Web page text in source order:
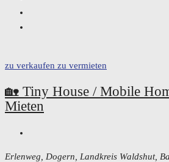
zu verkaufen zu vermieten
🏡 Tiny House / Mobile
Mieten
Erlenweg, Dogern, Landkreis Waldshut,